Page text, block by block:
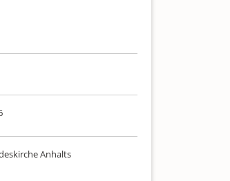
Anhalts